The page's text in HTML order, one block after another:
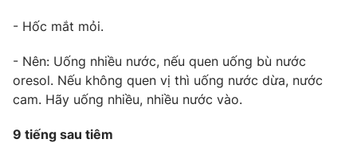
VTV9 VTV8
Liên hệ tòa soạn English
- Hốc mắt mỏi.
- Nên: Uống nhiều nước, nếu quen uống bù nước
oresol. Nếu không quen vị thì uống nước dừa, nước
cam. Hãy uống nhiều, nhiều nước vào.
9 tiếng sau tiêm